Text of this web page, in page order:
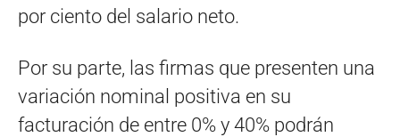
por ciento del salario neto.
Por su parte, las firmas que presenten una
variación nominal positiva en su
facturación de entre 0% y 40% podrán